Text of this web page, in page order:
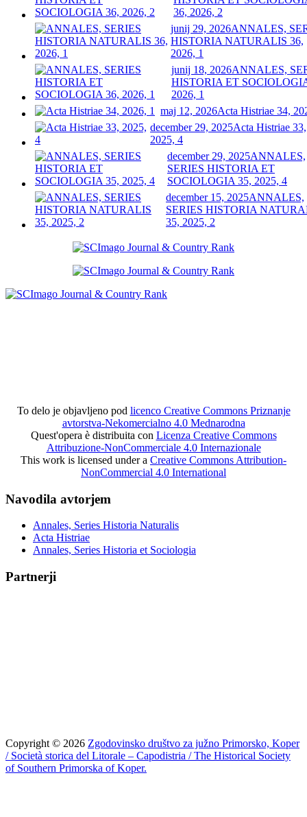
36, 2026, 2
junij 29, 2026ANNALES,
HISTORIA NATURALIS 36,
2026, 1
junij 18, 2026ANNALES,
HISTORIA ET
2026, 1
maj 12, 2026Acta Histriae 34,
december 29, 2025Acta Histriae 33,
2025, 4
december 29, 2025ANNALES,
SERIES HISTORIA ET
SOCIOLOGIA 35, 2025, 4
december 15, 2025ANNALES,
SERIES HISTORIA
35, 2025, 2
To delo je objavljeno pod licenco Creative Commons Priznanje
avtorstva-Nekomercialno 4.0 Mednarodna
Quest'opera è distribuita con Licenza Creative Commons
Attribuzione-NonCommerciale 4.0 Internazionale
This work is licensed under a Creative Commons Attribution-
NonCommercial 4.0 International
Navodila avtorjem
Annales, Series Historia Naturalis
Acta Histriae
Annales, Series Historia et Sociologia
Partnerji
Copyright © 2026 Zgodovinsko društvo za južno Primorsko, Koper
/ Società storica del Litorale – Capodistria / The Historical Society
of Southern Primorska of Koper.